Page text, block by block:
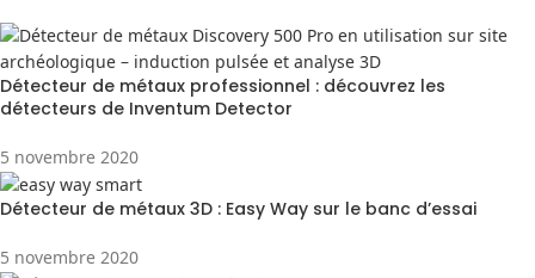
Détecteur de métaux professionnel : découvrez les
détecteurs de Inventum Detector
5 novembre 2020
Détecteur de métaux 3D : Easy Way sur le banc d’essai
5 novembre 2020